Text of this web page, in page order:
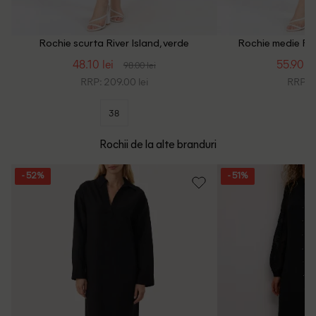
Rochie scurta River Island, verde
48.10 lei 98.00 lei
RRP: 209.00 lei
38
Rochie medie
55.90
RRP:
Rochii de la alte branduri
- 52% - 51%